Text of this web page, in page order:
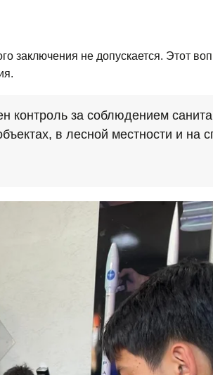
заключения не допускается. Этот
контроль за соблюдением
в лесной местности и